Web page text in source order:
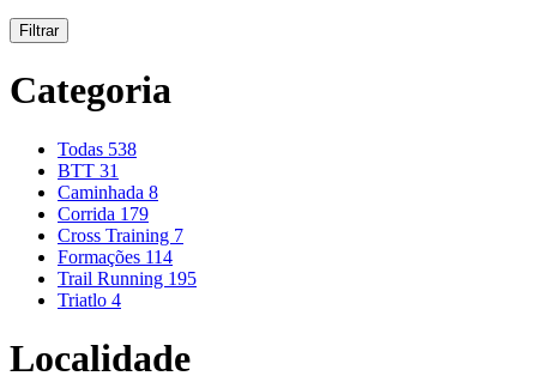
Filtrar
Categoria
Todas 538
BTT 31
Caminhada 8
Corrida 179
Cross Training 7
Formações 114
Trail Running 195
Triatlo 4
Localidade